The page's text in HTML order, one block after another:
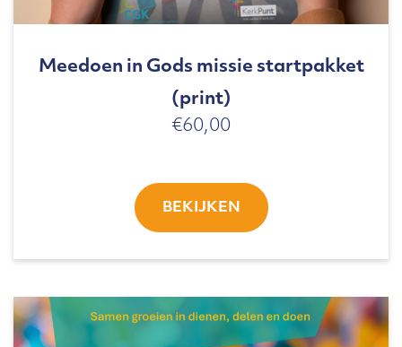
Meedoen in Gods missie startpakket
(print)
€60,00
BEKIJKEN